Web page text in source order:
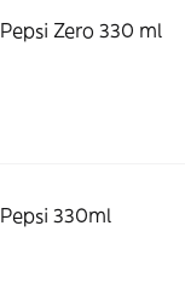
Pepsi Zero 330 ml
Pepsi 330ml